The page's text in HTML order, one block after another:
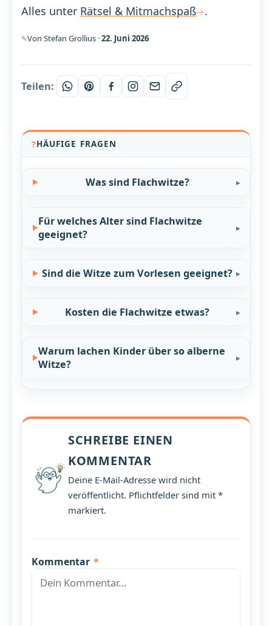
Alles unter Rätsel & Mitmachspaß .
Von Stefan Grollius ·22. Juni 2026
Teilen:
HÄUFIGE FRAGEN
Was sind Flachwitze?
Für welches Alter sind Flachwitze
geeignet?
Sind die Witze zum Vorlesen geeignet?
Kosten die Flachwitze etwas?
Warum lachen Kinder über so alberne
Witze?
SCHREIBE EINEN
KOMMENTAR
Deine E-Mail-Adresse wird nicht
veröffentlicht. Pflichtfelder sind mit *
markiert.
Kommentar *